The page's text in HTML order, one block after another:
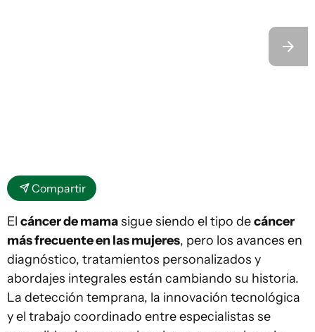
Compartir
El cáncer de mamasigue siendo el tipo decáncer
más frecuente en las mujeres, pero los avances en
diagnóstico, tratamientos personalizados y
abordajes integrales están cambiando su historia.
La detección temprana, la innovación tecnológica
y el trabajo coordinado entre especialistas se